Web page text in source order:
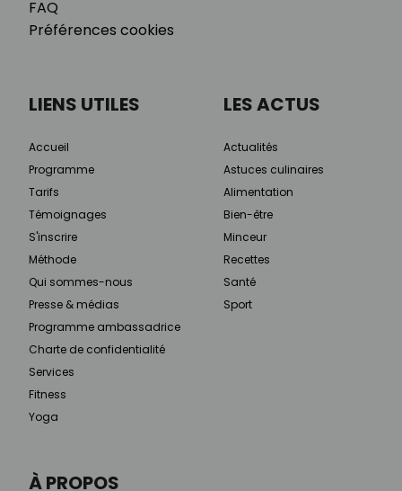
FAQ
Préférences cookies
À PROPOS
LIENS UTILES
Accueil
Programme
Tarifs
Témoignages
S'inscrire
Méthode
Qui sommes-nous
Presse & médias
Programme ambassadrice
Charte de confidentialité
Services
Fitness
Yoga
LES ACTUS
Actualités
Astuces culinaires
Alimentation
Bien-être
Minceur
Recettes
Santé
Sport